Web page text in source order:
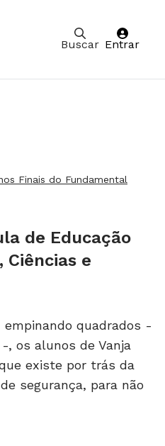
Buscar Entrar
Finais do Fundamental
de Educação
Ciências e
quadrados -
, os alunos de Vanja
existe por trás da
segurança, para não